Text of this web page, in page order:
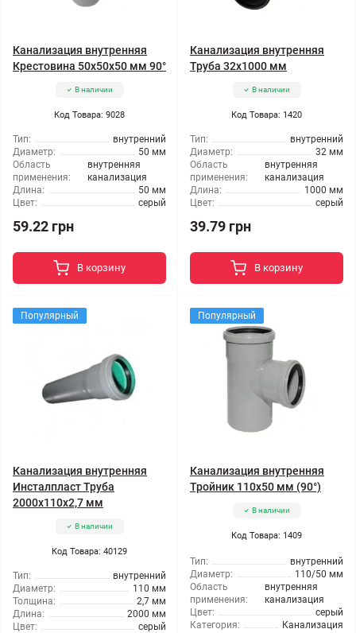
Канализация внутренняя
Крестовина 50x50x50 мм 90°
В наличии
Код Товара: 9028
Тип:
внутренний
Диаметр:
50 мм
Область
применения:
внутренняя
канализация
Длина:
50 мм
Цвет:
серый
59.22 грн
В корзину
Канализация внутренняя
Труба 32x1000 мм
В наличии
Код Товара: 1420
Тип:
внутренний
Диаметр:
32 мм
Область
применения:
внутренняя
канализация
Длина:
1000 мм
Цвет:
серый
39.79 грн
В корзину
Популярный
Канализация внутренняя
Инсталпласт Труба
2000x110x2,7 мм
В наличии
Код Товара: 40129
Тип:
внутренний
Диаметр:
110 мм
Толщина:
2,7 мм
Длина:
2000 мм
Цвет:
серый
Популярный
Канализация внутренняя
Тройник 110x50 мм (90°)
В наличии
Код Товара: 1409
Тип:
внутренний
Диаметр:
110/50 мм
Область
применения:
внутренняя
канализация
Цвет:
серый
Категория:
Канализация